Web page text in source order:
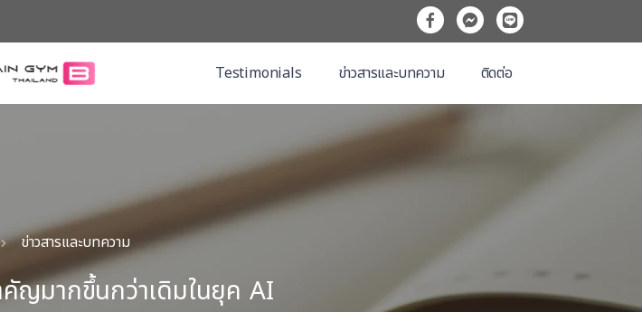
Testimonials ข่าวสารและบทความ ติดต่อ
ข่าวสารและบทความ
ญมากขึ้นกว่าเดิมในยุค AI